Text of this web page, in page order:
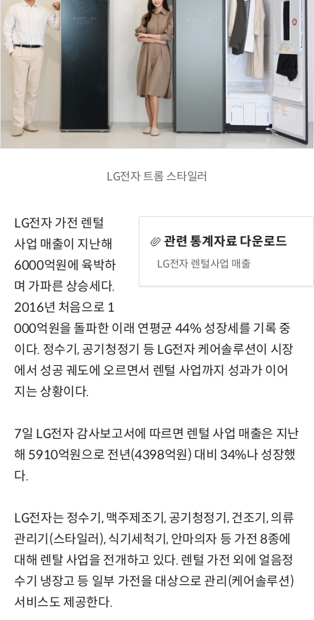
LG전자 트롬 스타일러
관련 통계자료 다운로드
LG전자 렌털사업 매출
LG전자 가전 렌털
사업 매출이 지난해
6000억원에 육박하
며 가파른 상승세다.
2016년 처음으로 1
000억원을 돌파한 이래 연평균 44% 성장세를 기록 중
이다. 정수기, 공기청정기 등 LG전자 케어솔루션이 시장
에서 성공 궤도에 오르면서 렌털 사업까지 성과가 이어
지는 상황이다.
7일 LG전자 감사보고서에 따르면 렌털 사업 매출은 지난
해 5910억원으로 전년(4398억원) 대비 34%나 성장했
다.
LG전자는 정수기, 맥주제조기, 공기청정기, 건조기, 의류
관리기(스타일러), 식기세척기, 안마의자 등 가전 8종에
대해 렌탈 사업을 전개하고 있다. 렌털 가전 외에 얼음정
수기 냉장고 등 일부 가전을 대상으로 관리(케어솔루션)
서비스도 제공한다.